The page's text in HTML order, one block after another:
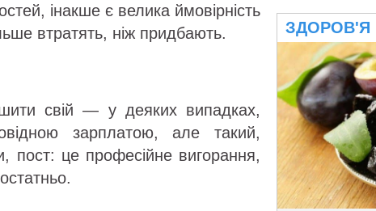
інакше є велика ймовірність
втратять, ніж придбають.
свій — у деяких випадках,
зарплатою, але такий,
пост: це професійне вигорання,
ЗДОРОВ'Я